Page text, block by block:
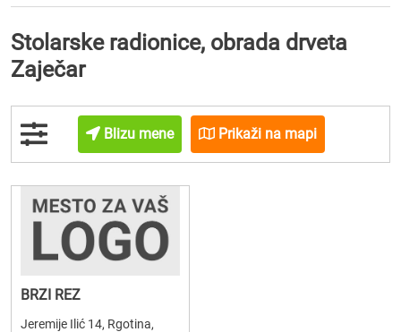
Stolarske radionice, obrada drveta
Zaječar
Blizu mene Prikaži na mapi
BRZI REZ
Jeremije Ilić 14, Rgotina,